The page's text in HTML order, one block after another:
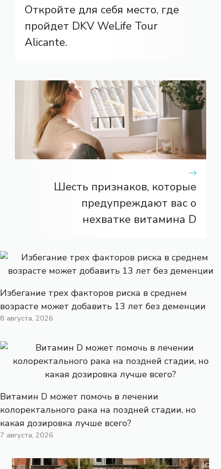
Откройте для себя место, где
пройдет DKV WeLife Tour
Alicante.
Шесть признаков, которые
предупреждают вас о
нехватке витамина D
Избегание трех факторов риска в среднем
возрасте может добавить 13 лет без деменции
8 августа, 2026
Витамин D может помочь в лечении
колоректального рака на поздней стадии, но
какая дозировка лучше всего?
7 августа, 2026